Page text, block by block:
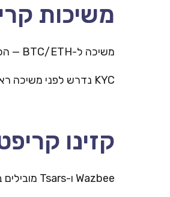
משיכות
משיכה ל-BTC/ETH — הכי מהיר בקזינו תומך. ראו
KYC נדרש לפני משיכה ראשונה ברוב הקזינו — הכינו תעודה מזהה.
קזינו
Wazbee ו-Tsars מובילים בתמיכת קריפטו.